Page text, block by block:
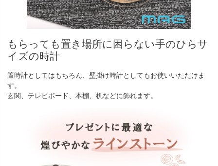
もらっても置き場所に困らない手のひらサ
イズの時計
置時計としてはもちろん、壁掛け時計としてもお使いいただけま
す。
玄関、テレビボード、本棚、机などに飾れます。